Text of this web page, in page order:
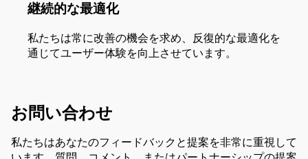
継続的な最適化
私たちは常に改善の機会を求め、反復的な最適化を
通じてユーザー体験を向上させています。
お問い合わせ
私たちはあなたのフィードバックと提案を非常に重視して